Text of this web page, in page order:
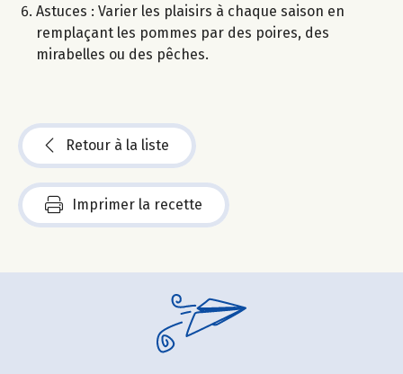
Astuces : Varier les plaisirs à chaque saison en
remplaçant les pommes par des poires, des
mirabelles ou des pêches.
Retour à la liste
Imprimer la recette